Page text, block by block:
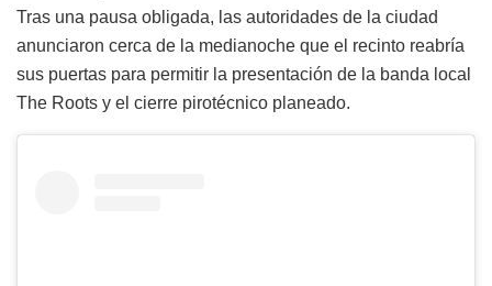
Tras una pausa obligada, las autoridades de la ciudad
anunciaron cerca de la medianoche que el recinto reabría
sus puertas para permitir la presentación de la banda local
The Roots y el cierre pirotécnico planeado.